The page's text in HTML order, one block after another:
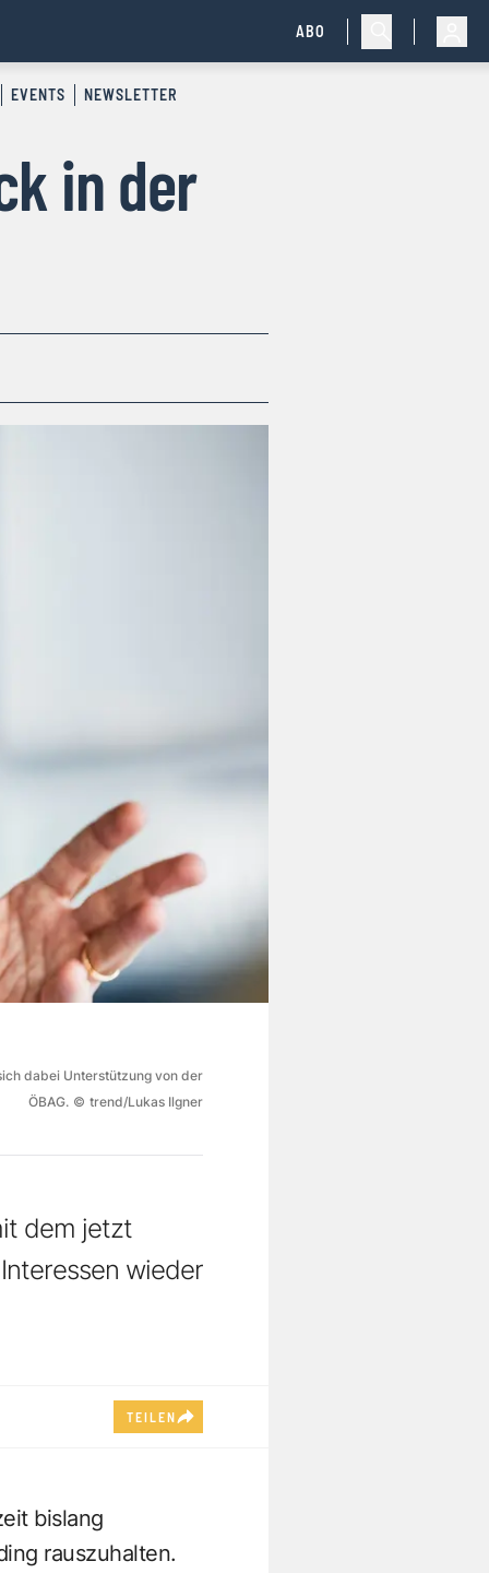
ABO
EVENTS NEWSLETTER
in der
dabei Unterstützung von der
ÖBAG. © trend/Lukas Ilgner
dem jetzt
wieder
TEILEN
bislang
rauszuhalten.